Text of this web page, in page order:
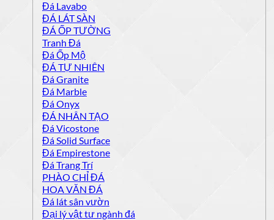
Đá Lavabo
ĐÁ LÁT SÀN
ĐÁ ỐP TƯỜNG
Tranh Đá
Đá Ốp Mộ
ĐÁ TỰ NHIÊN
Đá Granite
Đá Marble
Đá Onyx
ĐÁ NHÂN TẠO
Đá Vicostone
Đá Solid Surface
Đá Empirestone
Đá Trang Trí
PHÀO CHỈ ĐÁ
HOA VĂN ĐÁ
Đá lát sân vườn
Đại lý vật tư ngành đá